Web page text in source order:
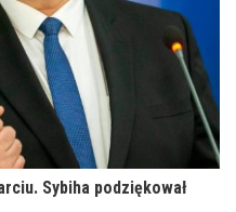
Sybiha podziękował